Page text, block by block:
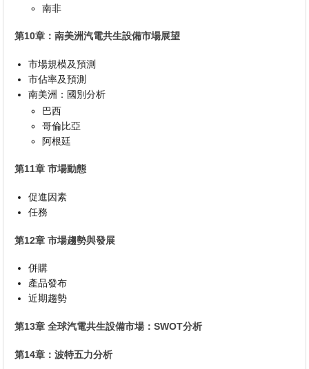
南非
第10章：南美洲汽電共生設備市場展望
市場規模及預測
市佔率及預測
南美洲：國別分析
巴西
哥倫比亞
阿根廷
第11章 市場動態
促進因素
任務
第12章 市場趨勢與發展
併購
產品發布
近期趨勢
第13章 全球汽電共生設備市場：SWOT分析
第14章：波特五力分析